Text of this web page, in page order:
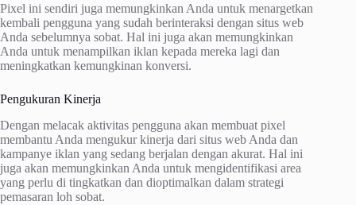
Pixel ini sendiri juga memungkinkan Anda untuk menargetkan
kembali pengguna yang sudah berinteraksi dengan situs web
Anda sebelumnya sobat. Hal ini juga akan memungkinkan
Anda untuk menampilkan iklan kepada mereka lagi dan
meningkatkan kemungkinan konversi.
Pengukuran Kinerja
Dengan melacak aktivitas pengguna akan membuat pixel
membantu Anda mengukur kinerja dari situs web Anda dan
kampanye iklan yang sedang berjalan dengan akurat. Hal ini
juga akan memungkinkan Anda untuk mengidentifikasi area
yang perlu di tingkatkan dan dioptimalkan dalam strategi
pemasaran loh sobat.